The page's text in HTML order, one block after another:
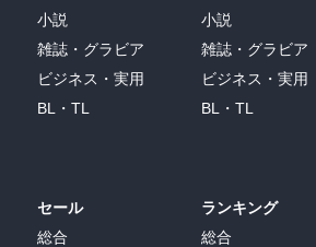
小説
雑誌・グラビア
ビジネス・実用
BL・TL
セール
総合
小説
雑誌・グラビア
ビジネス・実用
BL・TL
ランキング
総合